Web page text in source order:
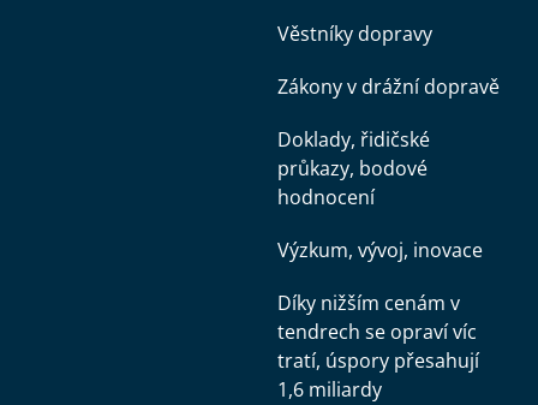
Věstníky dopravy
Zákony v drážní dopravě
Doklady, řidičské
průkazy, bodové
hodnocení
Výzkum, vývoj, inovace
Díky nižším cenám v
tendrech se opraví víc
tratí, úspory přesahují
1,6 miliardy